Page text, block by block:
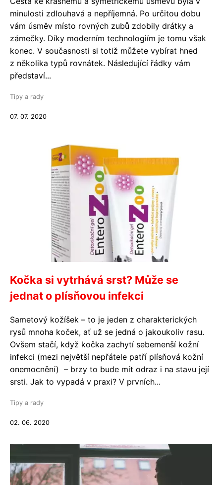
minulosti zdlouhavá a nepříjemná. Po určitou dobu
vám úsměv místo rovných zubů zdobily drátky a
zámečky. Díky moderním technologiím je tomu však
konec. V současnosti si totiž můžete vybírat hned
z několika typů rovnátek. Následující řádky vám
představí...
Tipy a rady
07. 07. 2020
Kočka si vytrhává srst? Může se
jednat o plísňovou infekci
Sametový kožíšek – to je jeden z charakterických
rysů mnoha koček, ať už se jedná o jakoukoliv rasu.
Ovšem stačí, když kočka zachytí sebemenší kožní
infekci (mezi největší nepřátele patří plísňová kožní
onemocnění) – brzy to bude mít odraz i na stavu její
srsti. Jak to vypadá v praxi? V prvních...
Tipy a rady
02. 06. 2020